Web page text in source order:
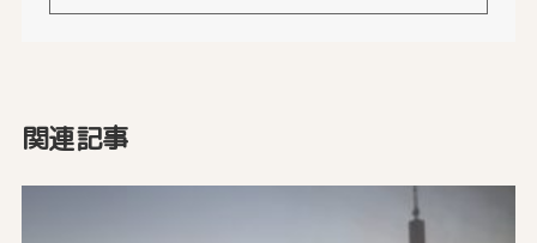
関連記事